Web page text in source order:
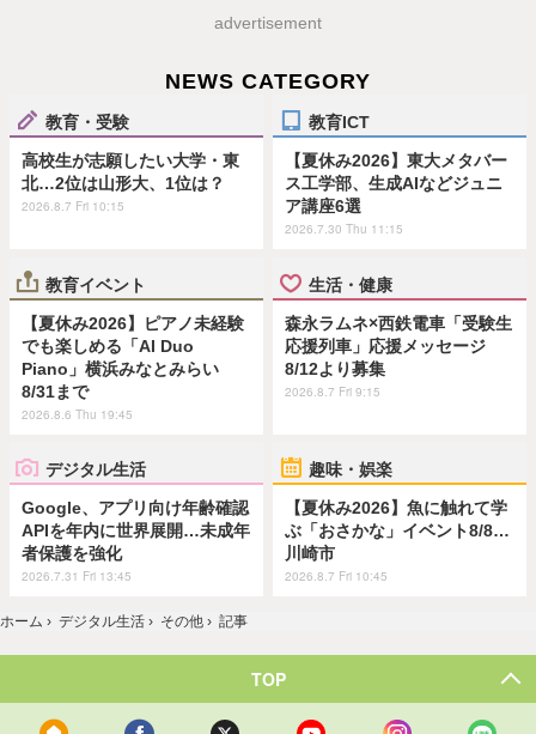
advertisement
NEWS CATEGORY
教育・受験
高校生が志願したい大学・東
北…2位は山形大、1位は？
2026.8.7 Fri 10:15
教育ICT
【夏休み2026】東大メタバー
ス工学部、生成AIなどジュニ
ア講座6選
2026.7.30 Thu 11:15
教育イベント
【夏休み2026】ピアノ未経験
でも楽しめる「AI Duo
Piano」横浜みなとみらい
8/31まで
2026.8.6 Thu 19:45
生活・健康
森永ラムネ×西鉄電車「受験生
応援列車」応援メッセージ
8/12より募集
2026.8.7 Fri 9:15
デジタル生活
Google、アプリ向け年齢確認
APIを年内に世界展開…未成年
者保護を強化
2026.7.31 Fri 13:45
趣味・娯楽
【夏休み2026】魚に触れて学
ぶ「おさかな」イベント8/8…
川崎市
2026.8.7 Fri 10:45
ホーム › デジタル生活 › その他 › 記事
TOP